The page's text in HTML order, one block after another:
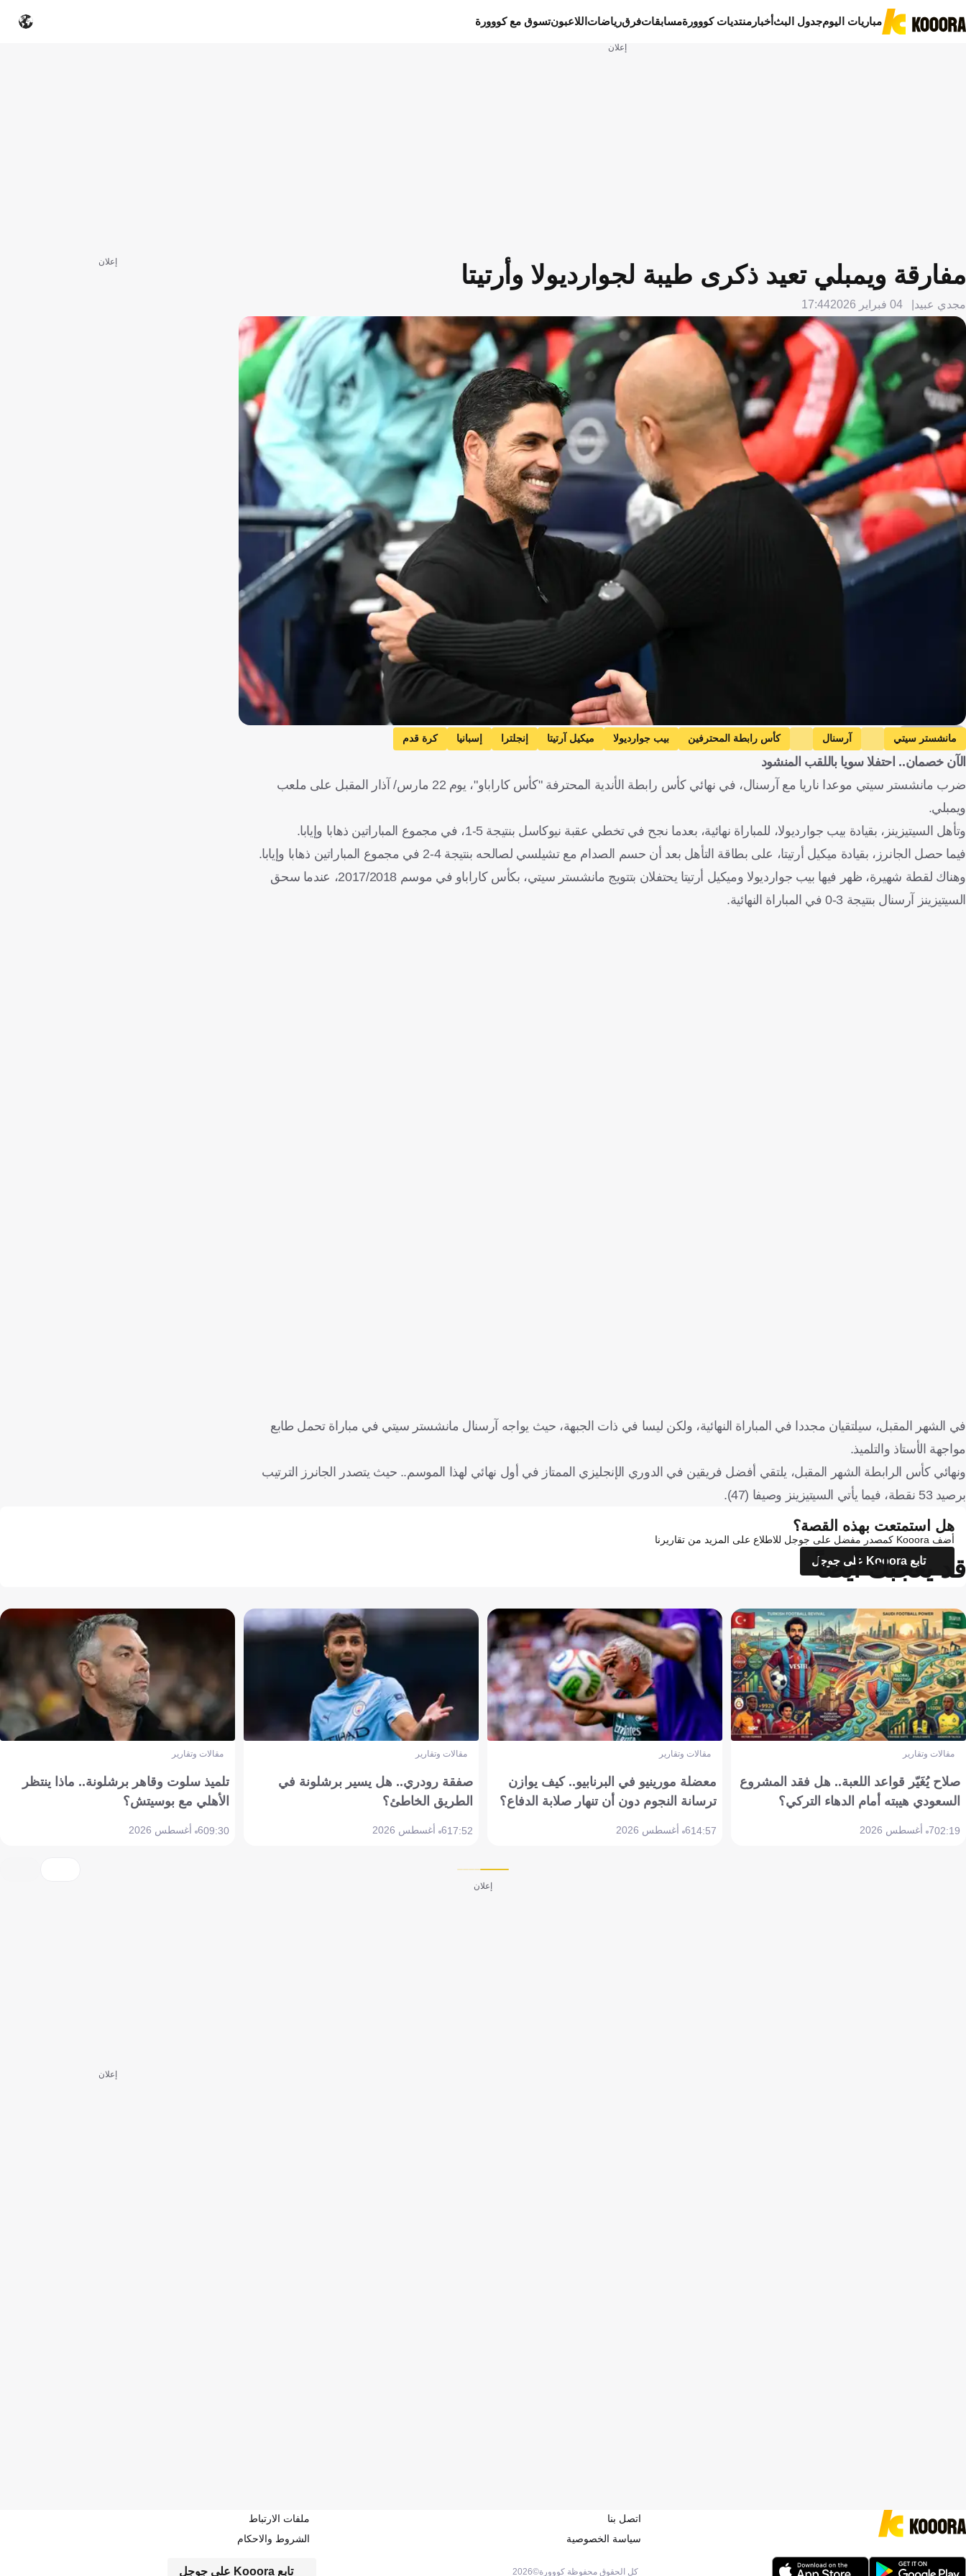
مباريات اليومجدول البثأخبار منتديات كووورةمسابقاتفرقرياضات اللاعبونتسوق مع كووورة
إعلان
مفارقة ويمبلي تعيد ذكرى طيبة لجوارديولا وأرتيتا
مجدي عبيد 04 فبراير 2026 17:44
Getty Images
مانشستر سيتي آرسنال كأس رابطة المحترفين بيب جوارديولا ميكيل آرتيتا إنجلترا إسبانيا كرة قدم
الآن خصمان.. احتفلا سويا باللقب المنشود
ضرب مانشستر سيتي موعدا ناريا مع آرسنال، في نهائي كأس رابطة الأندية المحترفة "كأس كاراباو"، يوم 22 مارس/ آذار المقبل على ملعب
ويمبلي.
وتأهل السيتيزينز، بقيادة بيب جوارديولا، للمباراة نهائية، بعدما نجح في تخطي عقبة نيوكاسل بنتيجة 5-1، في مجموع المباراتين ذهابا وإيابا.
فيما حصل الجانرز، بقيادة ميكيل أرتيتا، على بطاقة التأهل بعد أن حسم الصدام مع تشيلسي لصالحه بنتيجة 4-2 في مجموع المباراتين ذهابا وإيابا.
وهناك لقطة شهيرة، ظهر فيها بيب جوارديولا وميكيل أرتيتا يحتفلان بتتويج مانشستر سيتي، بكأس كاراباو في موسم 2017/2018، عندما سحق
السيتيزينز آرسنال بنتيجة 3-0 في المباراة النهائية.
في الشهر المقبل، سيلتقيان مجددا في المباراة النهائية، ولكن ليسا في ذات الجبهة، حيث يواجه آرسنال مانشستر سيتي في مباراة تحمل طابع
مواجهة الأستاذ والتلميذ.
ونهائي كأس الرابطة الشهر المقبل، يلتقي أفضل فريقين في الدوري الإنجليزي الممتاز في أول نهائي لهذا الموسم.. حيث يتصدر الجانرز الترتيب
برصيد 53 نقطة، فيما يأتي السيتيزينز وصيفا (47).
إعلان
هل استمتعت بهذه القصة؟
أضف Kooora كمصدر مفضل على جوجل للاطلاع على المزيد من تقاريرنا
تابع Kooora على جوجل
قد يعجبك أيضاً
مقالات وتقارير
صلاح يُغَيّر قواعد اللعبة.. هل فقد المشروع
السعودي هيبته أمام الدهاء التركي؟
02:197 أغسطس 2026
مقالات وتقارير
معضلة مورينيو في البرنابيو.. كيف يوازن
ترسانة النجوم دون أن تنهار صلابة الدفاع؟
14:576 أغسطس 2026
مقالات وتقارير
صفقة رودري.. هل يسير برشلونة في
الطريق الخاطئ؟
17:526 أغسطس 2026
مقالات وتقارير
تلميذ سلوت وقاهر برشلونة.. ماذا ينتظر
الأهلي مع بوسيتش؟
09:306 أغسطس 2026
إعلان
إعلان
كل الحقوق محفوظة كووورة©2026 تابع Kooora على جوجل
اتصل بنا
ملفات الارتباط
سياسة الخصوصية
الشروط والاحكام